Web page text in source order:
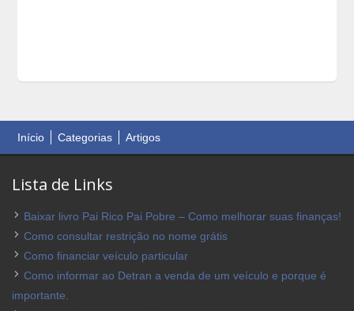
Início Categorias Artigos
Lista de Links
Baixar livro Pai Rico Pai Pobre – Como melhorar suas finanças!
Como consultar restrição no nome grátis
Como financiar veículo particular
Como informar ao Detran a venda de um veículo e porque é
importante.